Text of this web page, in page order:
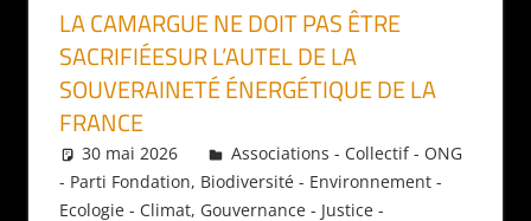
LA CAMARGUE NE DOIT PAS ÊTRE
SACRIFIÉESUR L’AUTEL DE LA
SOUVERAINETÉ ÉNERGÉTIQUE DE LA
FRANCE
30 mai 2026 Daniel
Associations - Collectif - ONG
- Parti Fondation, Biodiversité - Environnement -
Ecologie - Climat, Gouvernance - Justice -